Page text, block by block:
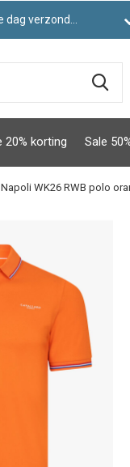
20% korting Sale
verzonden
WK26 RWB polo